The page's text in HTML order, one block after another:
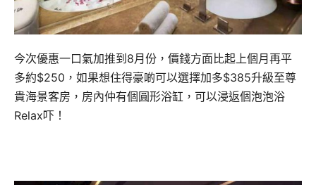
今次優惠一口氣加推到8月份，價錢方面比起上個月再平
多約$250，如果想住得豪啲可以選擇加多$385升級至尊
貴海景客房，房內仲有個圓形浴缸，可以浸返個泡泡浴
Relax吓！